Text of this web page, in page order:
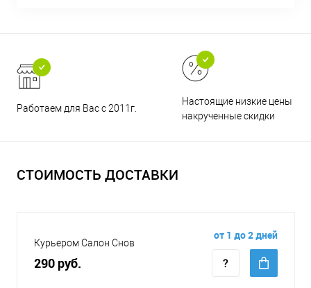
Работаем для Вас с 2011г.
Настоящие низкие цены и
накрученные скидки
СТОИМОСТЬ ДОСТАВКИ
Курьером Салон Снов
290 руб.
от 1 до 2 дней